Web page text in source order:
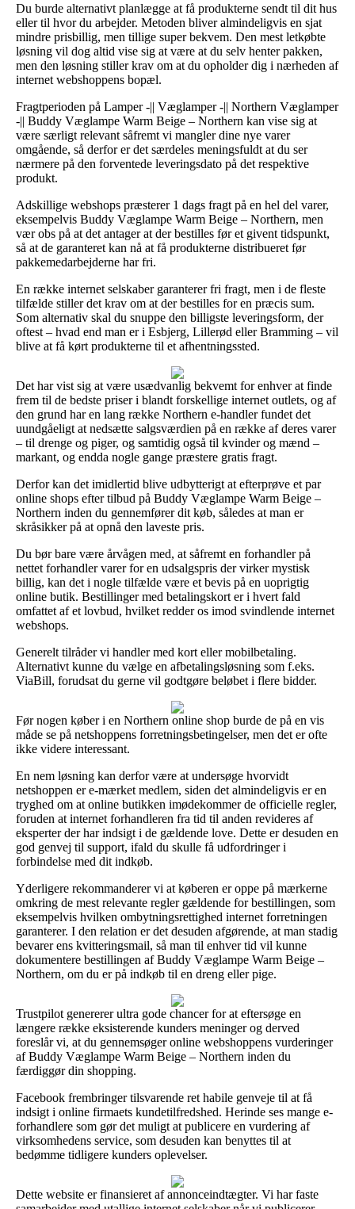
Du burde alternativt planlægge at få produkterne sendt til dit hus
eller til hvor du arbejder. Metoden bliver almindeligvis en sjat
mindre prisbillig, men tillige super bekvem. Den mest letkøbte
løsning vil dog altid vise sig at være at du selv henter pakken,
men den løsning stiller krav om at du opholder dig i nærheden af
internet webshoppens bopæl.
Fragtperioden på Lamper -|| Væglamper -|| Northern Væglamper
-|| Buddy Væglampe Warm Beige – Northern kan vise sig at
være særligt relevant såfremt vi mangler dine nye varer
omgående, så derfor er det særdeles meningsfuldt at du ser
nærmere på den forventede leveringsdato på det respektive
produkt.
Adskillige webshops præsterer 1 dags fragt på en hel del varer,
eksempelvis Buddy Væglampe Warm Beige – Northern, men
vær obs på at det antager at der bestilles før et givent tidspunkt,
så at de garanteret kan nå at få produkterne distribueret før
pakkemedarbejderne har fri.
En række internet selskaber garanterer fri fragt, men i de fleste
tilfælde stiller det krav om at der bestilles for en præcis sum.
Som alternativ skal du snuppe den billigste leveringsform, der
oftest – hvad end man er i Esbjerg, Lillerød eller Bramming – vil
blive at få kørt produkterne til et afhentningssted.
Det har vist sig at være usædvanlig bekvemt for enhver at finde
frem til de bedste priser i blandt forskellige internet outlets, og af
den grund har en lang række Northern e-handler fundet det
uundgåeligt at nedsætte salgsværdien på en række af deres varer
– til drenge og piger, og samtidig også til kvinder og mænd –
markant, og endda nogle gange præstere gratis fragt.
Derfor kan det imidlertid blive udbytterigt at efterprøve et par
online shops efter tilbud på Buddy Væglampe Warm Beige –
Northern inden du gennemfører dit køb, således at man er
skråsikker på at opnå den laveste pris.
Du bør bare være årvågen med, at såfremt en forhandler på
nettet forhandler varer for en udsalgspris der virker mystisk
billig, kan det i nogle tilfælde være et bevis på en uoprigtig
online butik. Bestillinger med betalingskort er i hvert fald
omfattet af et lovbud, hvilket redder os imod svindlende internet
webshops.
Generelt tilråder vi handler med kort eller mobilbetaling.
Alternativt kunne du vælge en afbetalingsløsning som f.eks.
ViaBill, forudsat du gerne vil godtgøre beløbet i flere bidder.
Før nogen køber i en Northern online shop burde de på en vis
måde se på netshoppens forretningsbetingelser, men det er ofte
ikke videre interessant.
En nem løsning kan derfor være at undersøge hvorvidt
netshoppen er e-mærket medlem, siden det almindeligvis er en
tryghed om at online butikken imødekommer de officielle regler,
foruden at internet forhandleren fra tid til anden revideres af
eksperter der har indsigt i de gældende love. Dette er desuden en
god genvej til support, ifald du skulle få udfordringer i
forbindelse med dit indkøb.
Yderligere rekommanderer vi at køberen er oppe på mærkerne
omkring de mest relevante regler gældende for bestillingen, som
eksempelvis hvilken ombytningsrettighed internet forretningen
garanterer. I den relation er det desuden afgørende, at man stadig
bevarer ens kvitteringsmail, så man til enhver tid vil kunne
dokumentere bestillingen af Buddy Væglampe Warm Beige –
Northern, om du er på indkøb til en dreng eller pige.
Trustpilot genererer ultra gode chancer for at eftersøge en
længere række eksisterende kunders meninger og derved
foreslår vi, at du gennemsøger online webshoppens vurderinger
af Buddy Væglampe Warm Beige – Northern inden du
færdiggør din shopping.
Facebook frembringer tilsvarende ret habile genveje til at få
indsigt i online firmaets kundetilfredshed. Herinde ses mange e-
forhandlere som gør det muligt at publicere en vurdering af
virksomhedens service, som desuden kan benyttes til at
bedømme tidligere kunders oplevelser.
Dette website er finansieret af annonceindtægter. Vi har faste